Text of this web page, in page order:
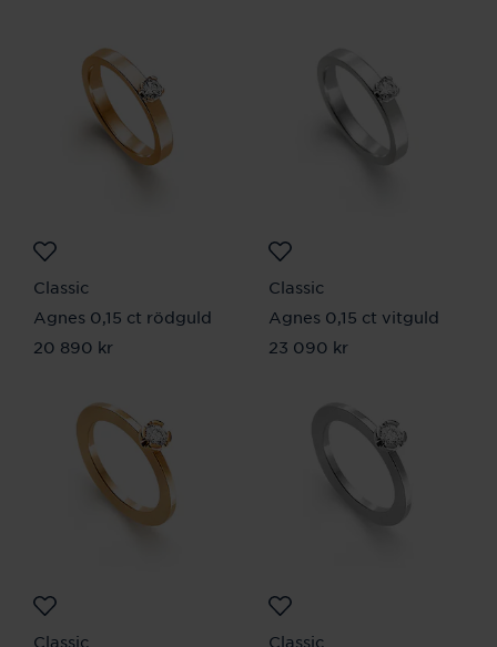
Classic
Agnes 0,15 ct rödguld
Pris:20 890 kr
20 890 kr
Classic
Agnes 0,15 ct vitguld
Pris:23 090 kr
23 090 kr
Classic Classic